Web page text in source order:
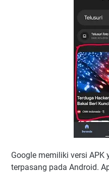
Google memiliki versi
terpasang pada Android.